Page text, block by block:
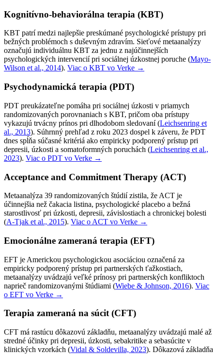
Kognitívno-behaviorálna terapia (KBT)
KBT patrí medzi najlepšie preskúmané psychologické prístupy pri
bežných problémoch s duševným zdravím. Sieťové metaanalýzy
označujú individuálnu KBT za jednu z najúčinnejších
psychologických intervencií pri sociálnej úzkostnej poruche (Mayo-
Wilson et al., 2014). Viac o KBT vo Verke →
Psychodynamická terapia (PDT)
PDT preukázateľne pomáha pri sociálnej úzkosti v priamych
randomizovaných porovnaniach s KBT, pričom oba prístupy
vykazujú trvácny prínos pri dlhodobom sledovaní (Leichsenring et
al., 2013). Súhrnný prehľad z roku 2023 dospel k záveru, že PDT
dnes spĺňa súčasné kritériá ako empiricky podporený prístup pri
depresii, úzkosti a somatoformných poruchách (Leichsenring et al.,
2023). Viac o PDT vo Verke →
Acceptance and Commitment Therapy (ACT)
Metaanalýza 39 randomizovaných štúdií zistila, že ACT je
účinnejšia než čakacia listina, psychologické placebo a bežná
starostlivosť pri úzkosti, depresii, závislostiach a chronickej bolesti
(A-Tjak et al., 2015). Viac o ACT vo Verke →
Emocionálne zameraná terapia (EFT)
EFT je Americkou psychologickou asociáciou označená za
empiricky podporený prístup pri partnerských ťažkostiach,
metaanalýzy uvádzajú veľké prínosy pri partnerských konfliktoch
naprieč randomizovanými štúdiami (Wiebe & Johnson, 2016). Viac
o EFT vo Verke →
Terapia zameraná na súcit (CFT)
CFT má rastúcu dôkazovú základňu, metaanalýzy uvádzajú malé až
stredné účinky pri depresii, úzkosti, sebakritike a sebasúcite v
klinických vzorkách (Vidal & Soldevilla, 2023). Dôkazová základňa